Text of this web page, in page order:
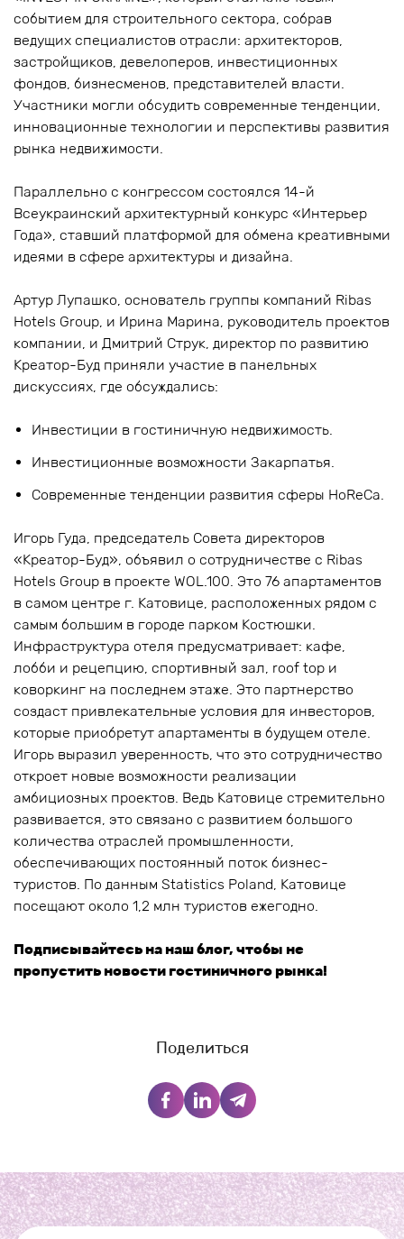
событием для строительного сектора, собрав
ведущих специалистов отрасли: архитекторов,
застройщиков, девелоперов, инвестиционных
фондов, бизнесменов, представителей власти.
Участники могли обсудить современные тенденции,
инновационные технологии и перспективы развития
рынка недвижимости.
Параллельно с конгрессом состоялся 14-й
Всеукраинский архитектурный конкурс «Интерьер
Года», ставший платформой для обмена креативными
идеями в сфере архитектуры и дизайна.
Артур Лупашко, основатель группы компаний Ribas
Hotels Group, и Ирина Марина, руководитель проектов
компании, и Дмитрий Струк, директор по развитию
Креатор-Буд приняли участие в панельных
дискуссиях, где обсуждались:
Инвестиции в гостиничную недвижимость.
Инвестиционные возможности Закарпатья.
Современные тенденции развития сферы HoReCa.
Игорь Гуда, председатель Совета директоров
«Креатор-Буд», объявил о сотрудничестве с Ribas
Hotels Group в проекте WOL.100. Это 76 апартаментов
в самом центре г. Катовице, расположенных рядом с
самым большим в городе парком Костюшки.
Инфраструктура отеля предусматривает: кафе,
лобби и рецепцию, спортивный зал, roof top и
коворкинг на последнем этаже. Это партнерство
создаст привлекательные условия для инвесторов,
которые приобретут апартаменты в будущем отеле.
Игорь выразил уверенность, что это сотрудничество
откроет новые возможности реализации
амбициозных проектов. Ведь Катовице стремительно
развивается, это связано с развитием большого
количества отраслей промышленности,
обеспечивающих постоянный поток бизнес-
туристов. По данным Statistics Poland, Катовице
посещают около 1,2 млн туристов ежегодно.
Подписывайтесь на наш блог, чтобы не
пропустить новости гостиничного рынка!
Поделиться